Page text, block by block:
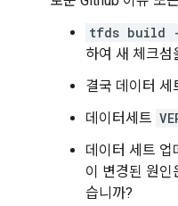
tfds build
하여 새 체크섬
결국 데이터 세
데이터세트
데이터 세트 업
이 변경된 원인
습니까?